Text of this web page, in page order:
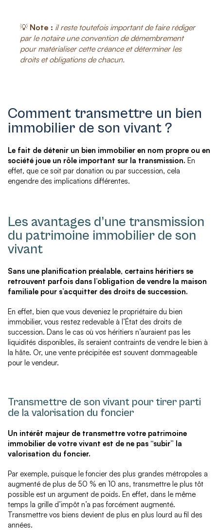
💡 Note : il reste toutefois important de faire rédiger
par le notaire une convention de démembrement
pour matérialiser cette créance et déterminer les
droits et obligations de chacun.
Comment transmettre un bien
immobilier de son vivant ?
Le fait de détenir un bien immobilier en nom propre ou en
société joue un rôle important sur la transmission. En
effet, que ce soit par donation ou par succession, cela
engendre des implications différentes.
Les avantages d’une transmission
du patrimoine immobilier de son
vivant
Sans une planification préalable, certains héritiers se
retrouvent parfois dans l’obligation de vendre la maison
familiale pour s’acquitter des droits de succession.
En effet, bien que vous deveniez le propriétaire du bien
immobilier, vous restez redevable à l’État des droits de
succession. Dans le cas où vos héritiers n’auraient pas les
liquidités disponibles, ils seraient contraints de vendre le bien à
la hâte. Or, une vente précipitée est souvent dommageable
pour le vendeur.
Transmettre de son vivant pour tirer parti
de la valorisation du foncier
Un intérêt majeur de transmettre votre patrimoine
immobilier de votre vivant est de ne pas “subir” la
valorisation du foncier.
Par exemple, puisque le foncier des plus grandes métropoles a
augmenté de plus de 50 % en 10 ans, transmettre le plus tôt
possible est un argument de poids. En effet, dans le même
temps la grille d’impôt n’a pas forcément augmenté.
Transmettre vos biens devient de plus en plus lourd au fil des
années.